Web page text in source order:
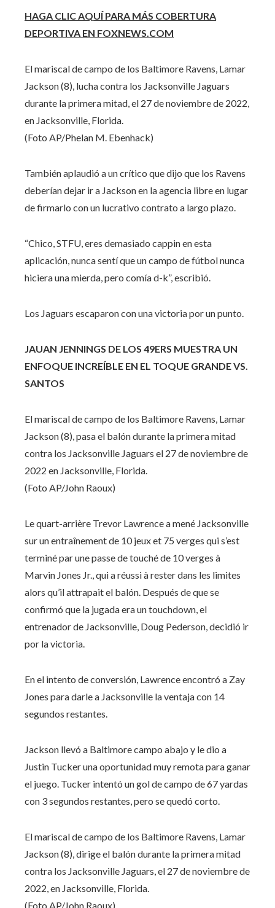
HAGA CLIC AQUÍ PARA MÁS COBERTURA
DEPORTIVA EN FOXNEWS.COM
El mariscal de campo de los Baltimore Ravens, Lamar
Jackson (8), lucha contra los Jacksonville Jaguars
durante la primera mitad, el 27 de noviembre de 2022,
en Jacksonville, Florida.
(Foto AP/Phelan M. Ebenhack)
También aplaudió a un crítico que dijo que los Ravens
deberían dejar ir a Jackson en la agencia libre en lugar
de firmarlo con un lucrativo contrato a largo plazo.
“Chico, STFU, eres demasiado cappin en esta
aplicación, nunca sentí que un campo de fútbol nunca
hiciera una mierda, pero comía d-k”, escribió.
Los Jaguars escaparon con una victoria por un punto.
JAUAN JENNINGS DE LOS 49ERS MUESTRA UN
ENFOQUE INCREÍBLE EN EL TOQUE GRANDE VS.
SANTOS
El mariscal de campo de los Baltimore Ravens, Lamar
Jackson (8), pasa el balón durante la primera mitad
contra los Jacksonville Jaguars el 27 de noviembre de
2022 en Jacksonville, Florida.
(Foto AP/John Raoux)
Le quart-arrière Trevor Lawrence a mené Jacksonville
sur un entraînement de 10 jeux et 75 verges qui s’est
terminé par une passe de touché de 10 verges à
Marvin Jones Jr., qui a réussi à rester dans les limites
alors qu’il attrapait el balón. Después de que se
confirmó que la jugada era un touchdown, el
entrenador de Jacksonville, Doug Pederson, decidió ir
por la victoria.
En el intento de conversión, Lawrence encontró a Zay
Jones para darle a Jacksonville la ventaja con 14
segundos restantes.
Jackson llevó a Baltimore campo abajo y le dio a
Justin Tucker una oportunidad muy remota para ganar
el juego. Tucker intentó un gol de campo de 67 yardas
con 3 segundos restantes, pero se quedó corto.
El mariscal de campo de los Baltimore Ravens, Lamar
Jackson (8), dirige el balón durante la primera mitad
contra los Jacksonville Jaguars, el 27 de noviembre de
2022, en Jacksonville, Florida.
(Foto AP/John Raoux)